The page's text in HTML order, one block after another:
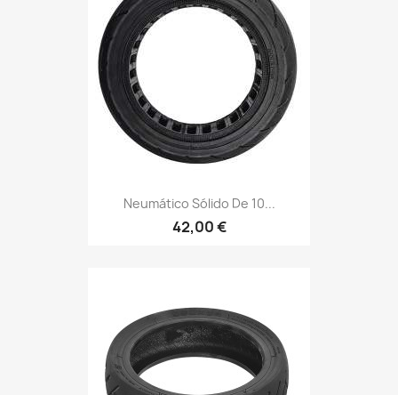
Neumático Sólido De 10...
42,00 €